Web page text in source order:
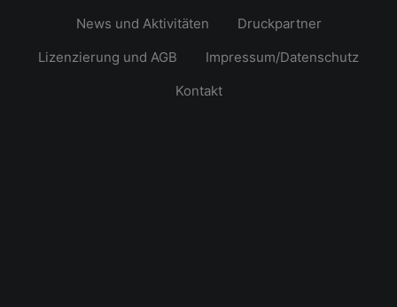
News und Aktivitäten
Druckpartner
Lizenzierung und AGB
Impressum/Datenschutz
Kontakt